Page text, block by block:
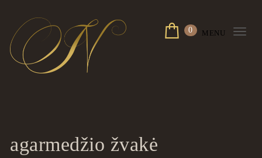
Skip to content
0 MENU
agarmedžio žvakė